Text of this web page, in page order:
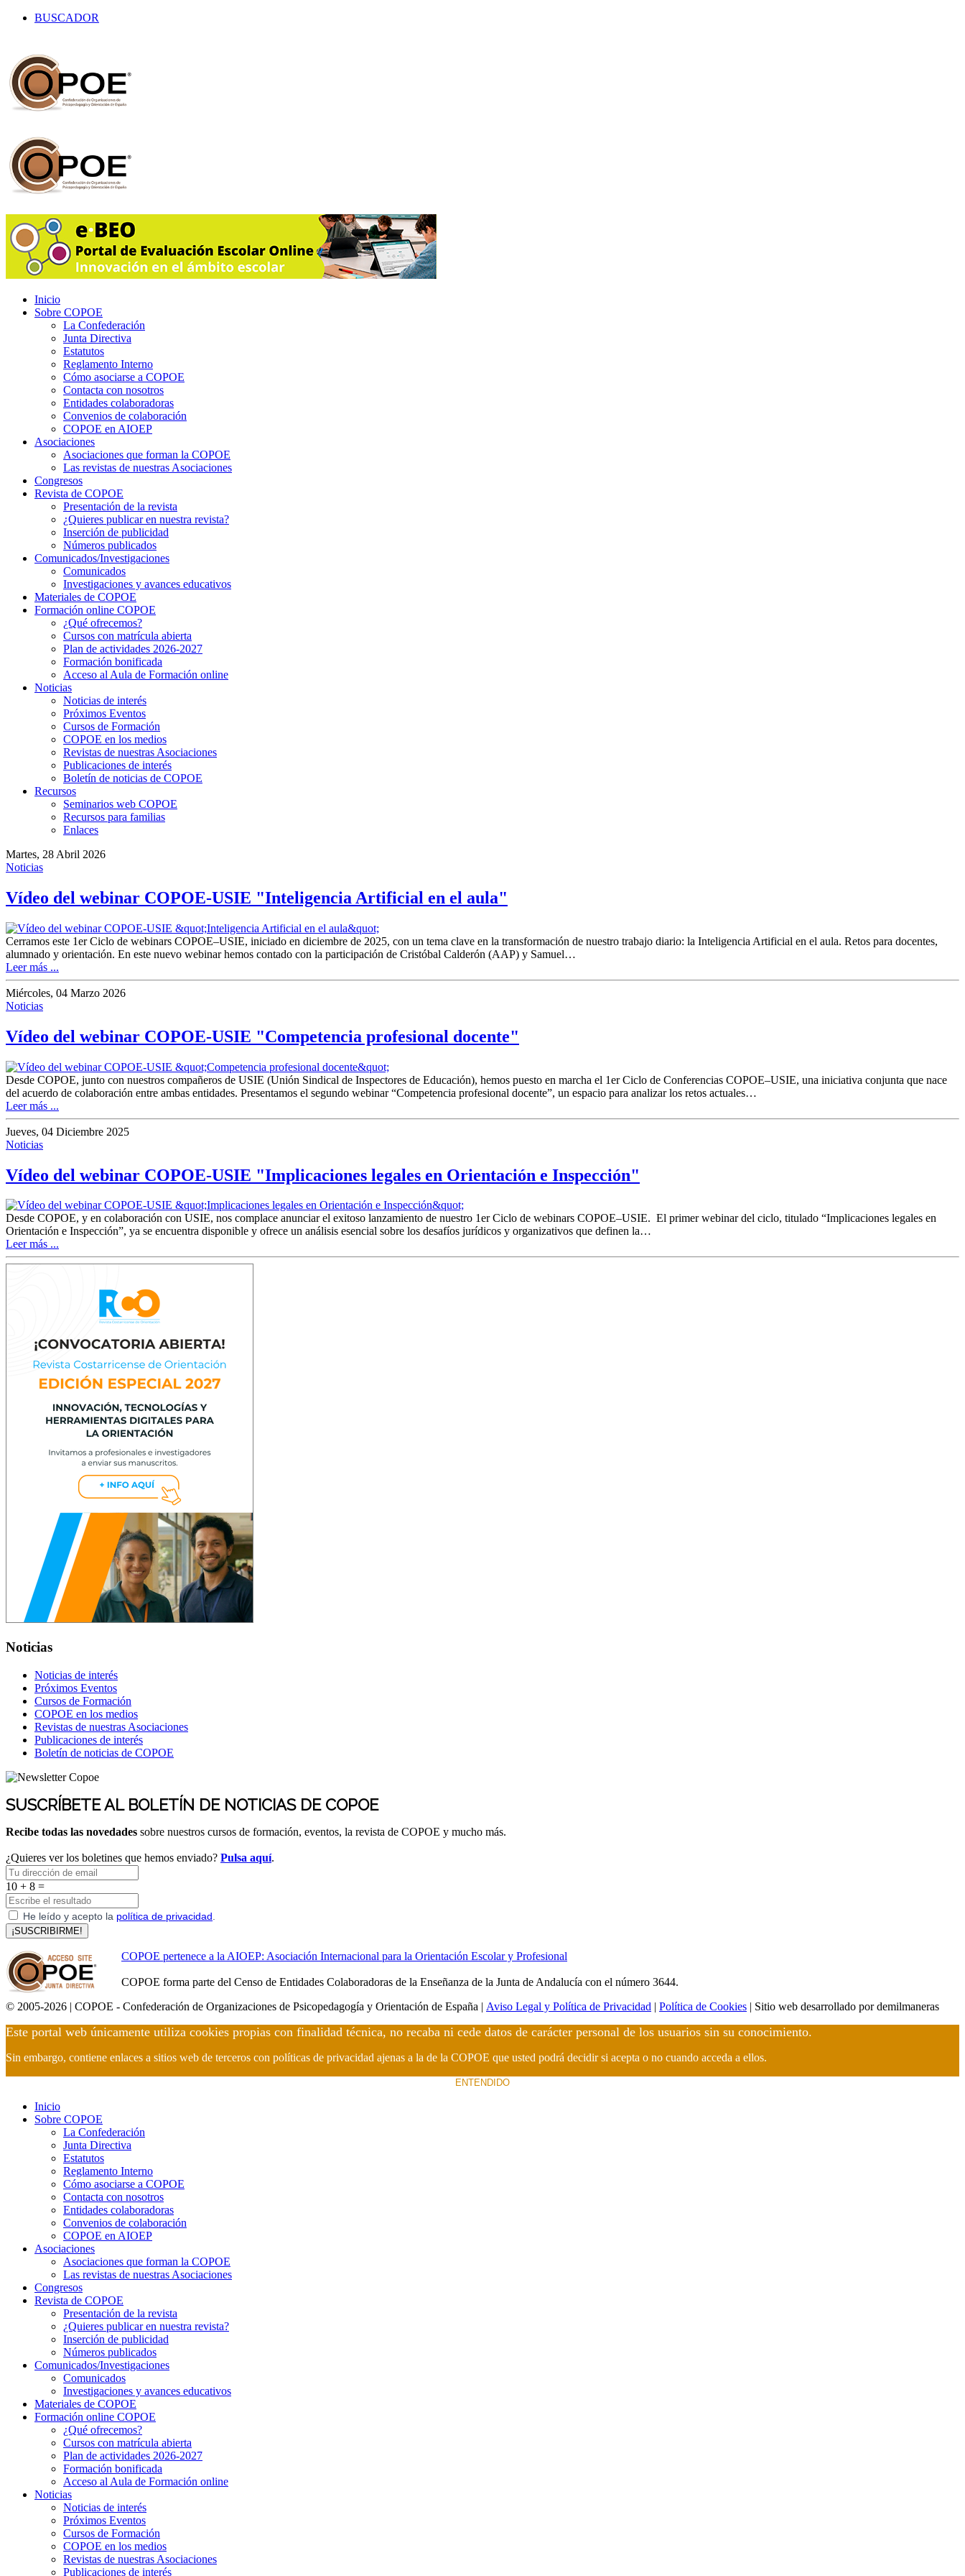
BUSCADOR
Inicio
Sobre COPOE
La Confederación
Junta Directiva
Estatutos
Reglamento Interno
Cómo asociarse a COPOE
Contacta con nosotros
Entidades colaboradoras
Convenios de colaboración
COPOE en AIOEP
Asociaciones
Asociaciones que forman la COPOE
Las revistas de nuestras Asociaciones
Congresos
Revista de COPOE
Presentación de la revista
¿Quieres publicar en nuestra revista?
Inserción de publicidad
Números publicados
Comunicados/Investigaciones
Comunicados
Investigaciones y avances educativos
Materiales de COPOE
Formación online COPOE
¿Qué ofrecemos?
Cursos con matrícula abierta
Plan de actividades 2026-2027
Formación bonificada
Acceso al Aula de Formación online
Noticias
Noticias de interés
Próximos Eventos
Cursos de Formación
COPOE en los medios
Revistas de nuestras Asociaciones
Publicaciones de interés
Boletín de noticias de COPOE
Recursos
Seminarios web COPOE
Recursos para familias
Enlaces
Martes, 28 Abril 2026
Noticias
Vídeo del webinar COPOE-USIE "Inteligencia Artificial en el aula"
Cerramos este 1er Ciclo de webinars COPOE–USIE, iniciado en diciembre de 2025, con un tema clave en la transformación de nuestro trabajo diario: la Inteligencia Artificial en el aula. Retos para docentes,
alumnado y orientación. En este nuevo webinar hemos contado con la participación de Cristóbal Calderón (AAP) y Samuel…
Leer más ...
Miércoles, 04 Marzo 2026
Noticias
Vídeo del webinar COPOE-USIE "Competencia profesional docente"
Desde COPOE, junto con nuestros compañeros de USIE (Unión Sindical de Inspectores de Educación), hemos puesto en marcha el 1er Ciclo de Conferencias COPOE–USIE, una iniciativa conjunta que nace
del acuerdo de colaboración entre ambas entidades. Presentamos el segundo webinar “Competencia profesional docente”, un espacio para analizar los retos actuales…
Leer más ...
Jueves, 04 Diciembre 2025
Noticias
Vídeo del webinar COPOE-USIE "Implicaciones legales en Orientación e Inspección"
Desde COPOE, y en colaboración con USIE, nos complace anunciar el exitoso lanzamiento de nuestro 1er Ciclo de webinars COPOE–USIE. El primer webinar del ciclo, titulado “Implicaciones legales en
Orientación e Inspección”, ya se encuentra disponible y ofrece un análisis esencial sobre los desafíos jurídicos y organizativos que definen la…
Leer más ...
Noticias
Noticias de interés
Próximos Eventos
Cursos de Formación
COPOE en los medios
Revistas de nuestras Asociaciones
Publicaciones de interés
Boletín de noticias de COPOE
SUSCRÍBETE AL BOLETÍN DE NOTICIAS DE COPOE
Recibe todas las novedades sobre nuestros cursos de formación, eventos, la revista de COPOE y mucho más.
¿Quieres ver los boletines que hemos enviado? Pulsa aquí.
10 + 8 =
He leído y acepto la política de privacidad.
¡SUSCRIBIRME!
COPOE pertenece a la AIOEP: Asociación Internacional para la Orientación Escolar y Profesional
COPOE forma parte del Censo de Entidades Colaboradoras de la Enseñanza de la Junta de Andalucía con el número 3644.
© 2005-2026 | COPOE - Confederación de Organizaciones de Psicopedagogía y Orientación de España | Aviso Legal y Política de Privacidad | Política de Cookies | Sitio web desarrollado por demilmaneras
Este portal web únicamente utiliza cookies propias con finalidad técnica, no recaba ni cede datos de carácter personal de los usuarios sin su conocimiento.
Sin embargo, contiene enlaces a sitios web de terceros con políticas de privacidad ajenas a la de la COPOE que usted podrá decidir si acepta o no cuando acceda a ellos.
ENTENDIDO
Inicio
Sobre COPOE
La Confederación
Junta Directiva
Estatutos
Reglamento Interno
Cómo asociarse a COPOE
Contacta con nosotros
Entidades colaboradoras
Convenios de colaboración
COPOE en AIOEP
Asociaciones
Asociaciones que forman la COPOE
Las revistas de nuestras Asociaciones
Congresos
Revista de COPOE
Presentación de la revista
¿Quieres publicar en nuestra revista?
Inserción de publicidad
Números publicados
Comunicados/Investigaciones
Comunicados
Investigaciones y avances educativos
Materiales de COPOE
Formación online COPOE
¿Qué ofrecemos?
Cursos con matrícula abierta
Plan de actividades 2026-2027
Formación bonificada
Acceso al Aula de Formación online
Noticias
Noticias de interés
Próximos Eventos
Cursos de Formación
COPOE en los medios
Revistas de nuestras Asociaciones
Publicaciones de interés